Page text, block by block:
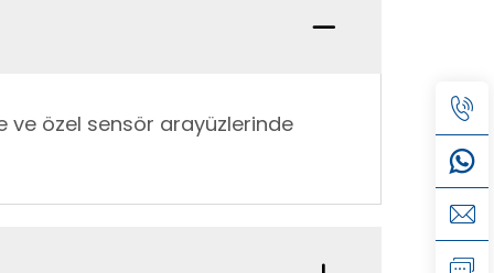
ve özel sensör arayüzlerinde